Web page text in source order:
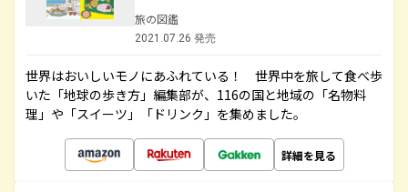
旅の図鑑
2021.07.26 発売
世界はおいしいモノにあふれている！ 世界中を旅して食べ歩
いた「地球の歩き方」編集部が、116の国と地域の「名物料
理」や「スイーツ」「ドリンク」を集めました。
詳細を見る